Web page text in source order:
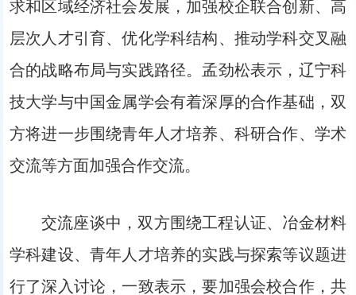
求和区域经济社会发展，加强校企联合创新、高
层次人才引育、优化学科结构、推动学科交叉融
合的战略布局与实践路径。孟劲松表示，辽宁科
技大学与中国金属学会有着深厚的合作基础，双
方将进一步围绕青年人才培养、科研合作、学术
交流等方面加强合作交流。
交流座谈中，双方围绕工程认证、冶金材料
学科建设、青年人才培养的实践与探索等议题进
行了深入讨论，一致表示，要加强会校合作，共